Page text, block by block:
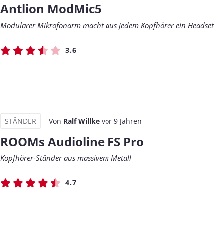
Antlion ModMic5
Modularer Mikrofonarm macht aus jedem Kopfhörer ein Headset
3.6
STÄNDER Von Ralf Willke vor 9 Jahren
ROOMs Audioline FS Pro
Kopfhörer-Ständer aus massivem Metall
4.7